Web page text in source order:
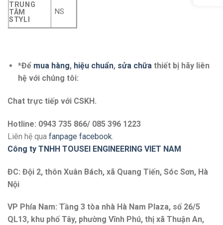
TRUNG
TÂM
STYLI
NS
*Để mua hàng, hiệu chuẩn, sửa chữathiết bị hãy liên
hệ với chúng tôi:
Chat trực tiếp với CSKH.
Hotline: 0943 735 866/ 085 396 1223
Liên hệ qua fanpage facebook
Công ty TNHH TOUSEI ENGINEERING VIET NAM
ĐC: Đội 2, thôn Xuân Bách, xã Quang Tiến, Sóc Sơn, Hà
Nội
VP Phía Nam: Tầng 3 tòa nhà Hà Nam Plaza, số 26/5
QL13, khu phố Tây, phường Vĩnh Phú, thị xã Thuận An,